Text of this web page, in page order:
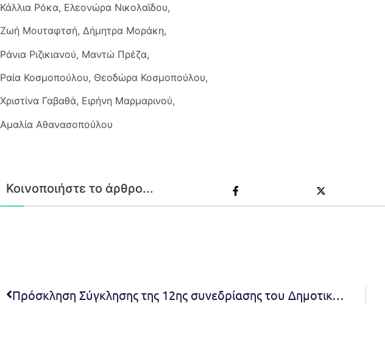
Κάλλια Ρόκα, Ελεονώρα Νικολαϊδου,
Ζωή Μουταφτσή, Δήμητρα Μοράκη,
Ράνια Ριζικιανού, Μαντώ Πρέζα,
Ραία Κοσμοπούλου, Θεοδώρα Κοσμοπούλου,
Χριστίνα Γαβαθά, Ειρήνη Μαρμαρινού,
Αμαλία Αθανασοπούλου
Κοινοποιήστε το άρθρο...
Πρόσκληση Σύγκλησης της 12ης συνεδρίασης του Δημοτικού Συμβουλίου.